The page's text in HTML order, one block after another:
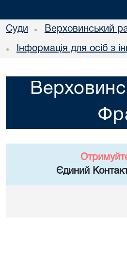
Суди • Верховинський
• Інформація для осіб з
Єдиний